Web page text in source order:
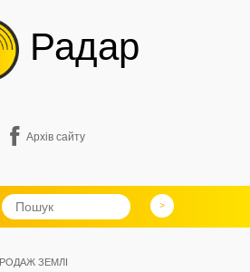
Радар
Архів сайту
ЗЕМЛІ